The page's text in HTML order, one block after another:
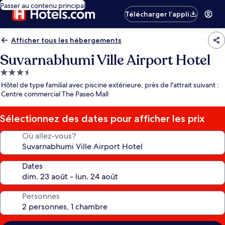
Passer au contenu principal
Télécharger l’appli
Afficher tous les hébergements
Suvarnabhumi Ville Airport Hotel
Hébergement
3.5 étoiles
Hôtel de type familial avec piscine extérieure, près de l'attrait suivant :
Centre commercial The Paseo Mall
Sélectionnez des dates pour afficher les prix
Où allez-vous?
Dates
Personnes